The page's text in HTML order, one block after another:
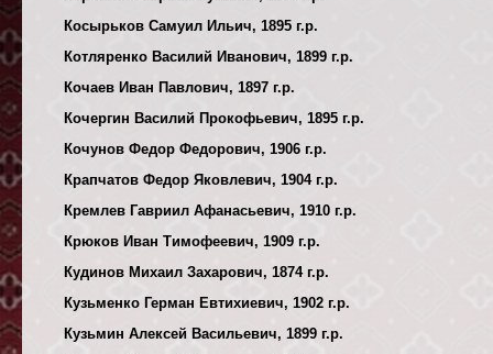
Косырьков Самуил Ильич, 1895 г.р.
Котляренко Василий Иванович, 1899 г.р.
Кочаев Иван Павлович, 1897 г.р.
Кочергин Василий Прокофьевич, 1895 г.р.
Кочунов Федор Федорович, 1906 г.р.
Крапчатов Федор Яковлевич, 1904 г.р.
Кремлев Гавриил Афанасьевич, 1910 г.р.
Крюков Иван Тимофеевич, 1909 г.р.
Кудинов Михаил Захарович, 1874 г.р.
Кузьменко Герман Евтихиевич, 1902 г.р.
Кузьмин Алексей Васильевич, 1899 г.р.